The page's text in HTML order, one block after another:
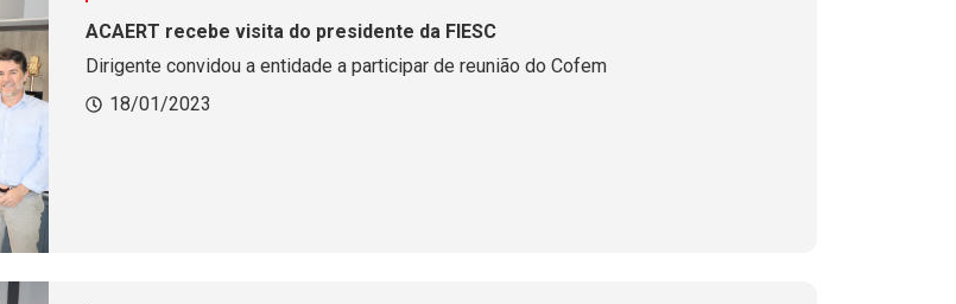
ACAERT recebe visita do presidente da FIESC
Dirigente convidou a entidade a participar de reunião do Cofem
18/01/2023